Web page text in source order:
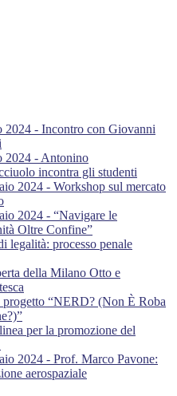
2024 - Incontro con Giovanni
2024 - Antonino
incontra gli studenti
2024 - Workshop sul mercato
2024 - “Navigare le
Oltre Confine”
legalità: processo penale
della Milano Otto e
“NERD? (Non È Roba
per la promozione del
2024 - Prof. Marco Pavone:
aerospaziale